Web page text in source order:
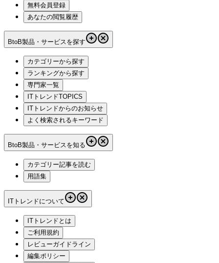
無料会員登録
あなたの閲覧履歴
BtoB製品・サービスを探す
カテゴリーから探す
ランキングから探す
専門家一覧
ITトレンドTOPICS
ITトレンドからのお知らせ
よく検索されるキーワード
BtoB製品・サービスを知る
カテゴリー記事を読む
用語集
ITトレンドについて
ITトレンドとは
ご利用規約
レビューガイドライン
編集ポリシー